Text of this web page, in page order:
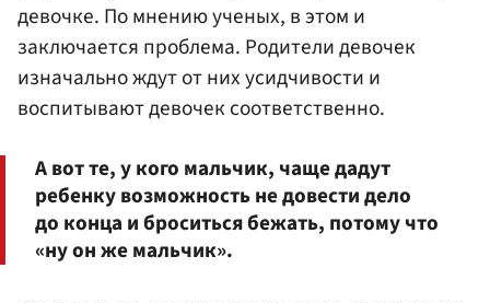
девочке. По мнению ученых, в этом и
заключается проблема. Родители девочек
изначально ждут от них усидчивости и
воспитывают девочек соответственно.
А вот те, у кого мальчик, чаще дадут
ребенку возможность не довести дело
до конца и броситься бежать, потому что
«ну он же мальчик».